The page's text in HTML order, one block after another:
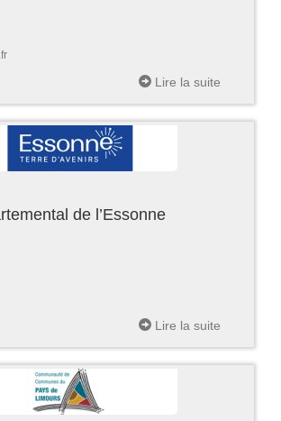
Lire la suite
de l’Essonne
Lire la suite